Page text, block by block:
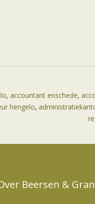
, accountant enschede,
hengelo,
Beersen &